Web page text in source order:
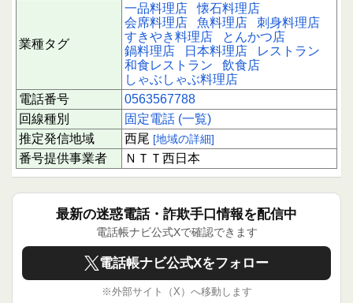
業種タグ
一品料理店
懐石料理店
会席料理店
魚料理店
刺身料理店
すきやき料理店
とんかつ店
鍋料理店
日本料理店
レストラン
和食レストラン
飲食店
しゃぶしゃぶ料理店
電話番号
0563567788
回線種別
固定電話 (一覧)
推定発信地域
西尾 [地域の詳細]
番号提供事業者 ＮＴＴ西日本
最新の迷惑電話・詐欺手口情報を配信中
電話帳ナビ公式Xで確認できます
電話帳ナビ公式Xをフォロー
※外部サイト（X）へ移動します